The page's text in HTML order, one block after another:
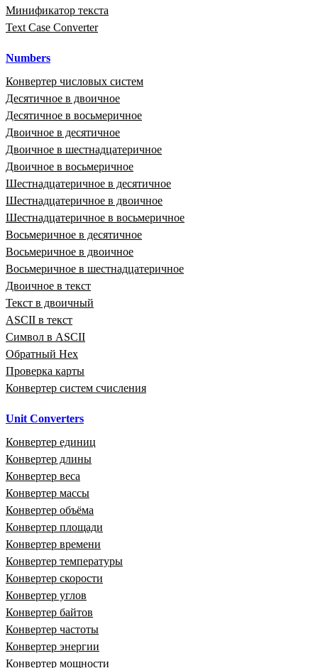
Минификатор текста
Text Case Converter
Numbers
Конвертер числовых систем
Десятичное в двоичное
Десятичное в восьмеричное
Двоичное в десятичное
Двоичное в шестнадцатеричное
Двоичное в восьмеричное
Шестнадцатеричное в десятичное
Шестнадцатеричное в двоичное
Шестнадцатеричное в восьмеричное
Восьмеричное в десятичное
Восьмеричное в двоичное
Восьмеричное в шестнадцатеричное
Двоичное в текст
Текст в двоичный
ASCII в текст
Символ в ASCII
Обратный Hex
Проверка карты
Конвертер систем счисления
Unit Converters
Конвертер единиц
Конвертер длины
Конвертер веса
Конвертер массы
Конвертер объёма
Конвертер площади
Конвертер времени
Конвертер температуры
Конвертер скорости
Конвертер углов
Конвертер байтов
Конвертер частоты
Конвертер энергии
Конвертер мощности